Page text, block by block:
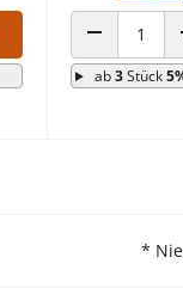
ANZAHL
ab3Stück
*